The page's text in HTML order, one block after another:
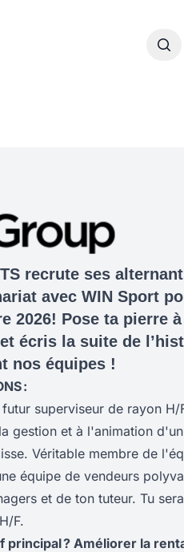
recrute ses
avec WIN Sport
2026! Pose ta pierre
et écris la suite de
nos équipes !
:
superviseur de rayon H/
gestion et à l'animation
Véritable membre de
équipe de vendeurs
et de ton tuteur. Tu
F.
principal ? Améliorer la